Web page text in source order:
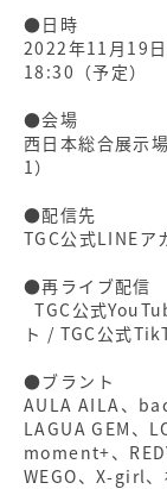
●日時
2022年11月19
18:30（予定）
●会場
西日本総合展示
1）
●配信先
TGC公式LINEア
●再ライブ配信
TGC公式
ト / TGC公式
●ブラント
AULA AILA、
LAGUA GEM、
moment+、
WEGO、X-girl